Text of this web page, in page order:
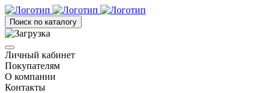
Поиск по каталогу
Личный кабинет
Покупателям
О компании
Контакты